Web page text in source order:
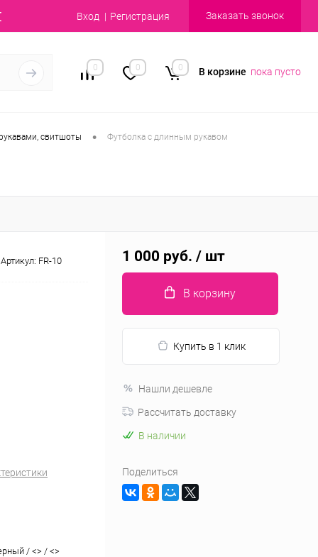
Вход Регистрация Заказать звонок
0 0 0 В корзине пока пусто
свитшоты • Футболка с длинным рукавом
Артикул: FR-10
/ <> / <>
1 000 руб. / шт
В корзину
Купить в 1 клик
Нашли дешевле
Рассчитать доставку
В наличии
Поделиться